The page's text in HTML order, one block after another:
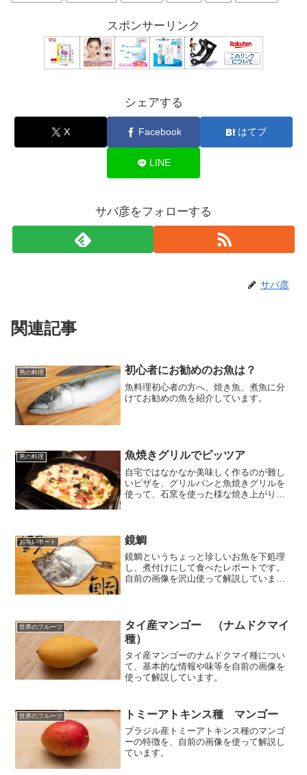
スポンサーリンク
シェアする
X Facebook はてブ
LINE
サバ彦をフォローする
サバ彦
関連記事
男の料理 初心者にお勧めのお魚は？
魚料理初心者の方へ、焼き魚、煮魚に分
けてお勧めの魚を紹介しています。
男の料理 魚焼きグリルでピッツア
自宅ではなかなか美味しく作るのが難し
いピザを、グリルパンと魚焼きグリルを
使って、石窯を使った様な焼き上がりで
お魚レポート 鏡鯛
鏡鯛というちょっと珍しいお魚を下処理
し、煮付けにして食べたレポートです。
自前の画像を沢山使って解説していま
世界のフルーツ
タイ産マンゴー （ナムドクマイ
種）
タイ産マンゴーのナムドクマイ種につい
て、基本的な情報や味等を自前の画像を
使って解説しています。
世界のフルーツ トミーアトキンス種 マンゴー
ブラジル産トミーアトキンス種のマンゴ
ーの特徴を、自前の画像を使って解説し
ています。